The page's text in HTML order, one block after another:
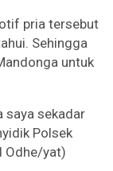
pria tersebut
Sehingga
untuk
saya sekadar
Polsek
Odhe/yat)